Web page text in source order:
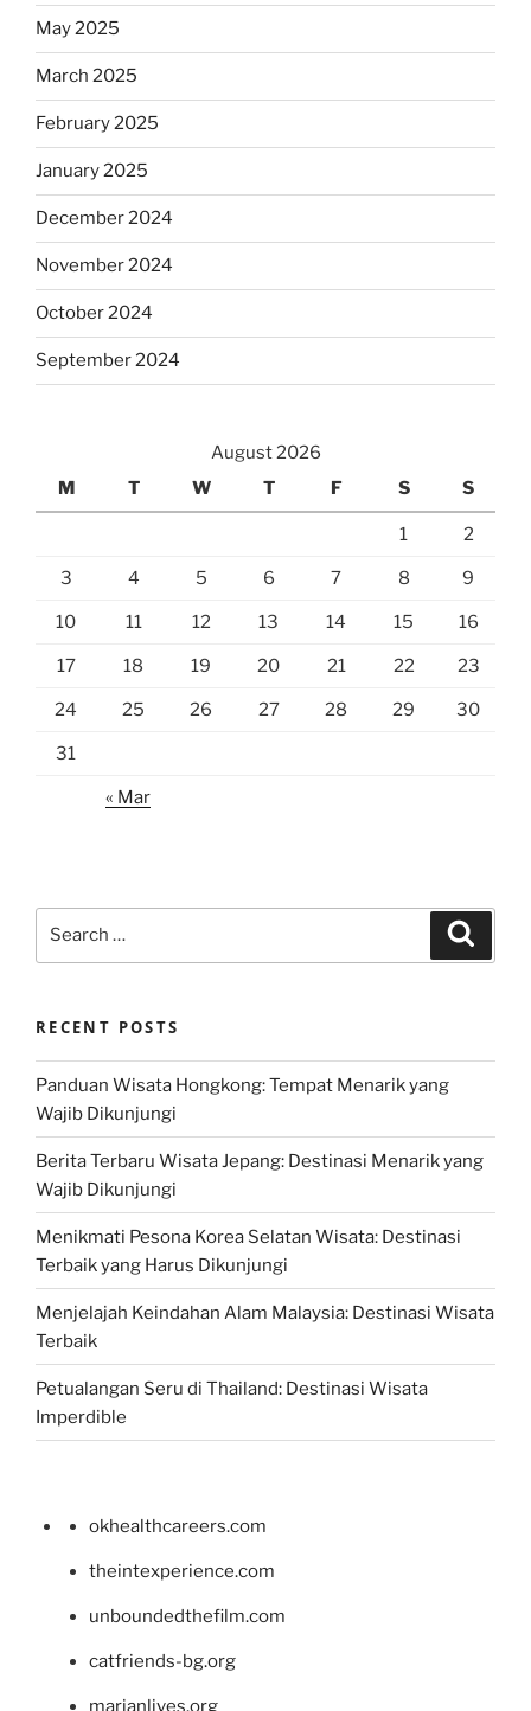
May 2025
March 2025
February 2025
January 2025
December 2024
November 2024
October 2024
September 2024
August 2026
M
T W T F S S
1 2
3 4 5 6 7 8 9
10 11 12 13 14 15 16
17 18 19 20 21 22 23
24 25 26 27 28 29 30
31
« Mar
RECENT POSTS
Panduan Wisata Hongkong: Tempat Menarik yang
Wajib Dikunjungi
Berita Terbaru Wisata Jepang: Destinasi Menarik yang
Wajib Dikunjungi
Menikmati Pesona Korea Selatan Wisata: Destinasi
Terbaik yang Harus Dikunjungi
Menjelajah Keindahan Alam Malaysia: Destinasi Wisata
Terbaik
Petualangan Seru di Thailand: Destinasi Wisata
Imperdible
okhealthcareers.com
theintexperience.com
unboundedthefilm.com
catfriends-bg.org
marianlives.org